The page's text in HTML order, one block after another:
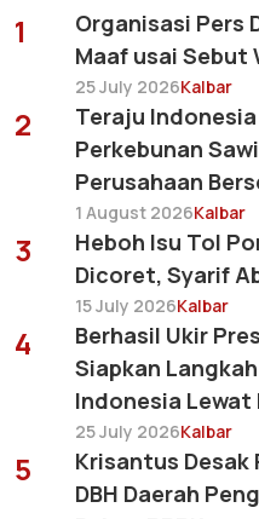
1
Organisasi Pers
Maaf usai Sebut
25 July 2026Kalbar
2
Teraju
Perkebunan
Perusahaan
1 August 2026Kalbar
3
Heboh Isu Tol
Dicoret, Syarif
15 July 2026Kalbar
4
Berhasil Ukir
Siapkan
Indonesia
25 July 2026Kalbar
5
Krisantus Desak
DBH Daerah